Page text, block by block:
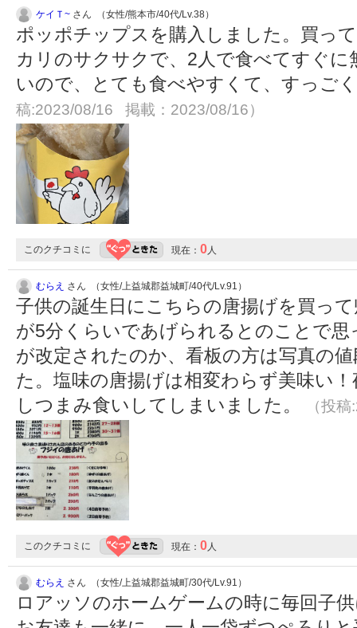
ケイＴ~ さん （女性/熊本市/40代/Lv.38）
ポッポチップスを購入しました。買っ
カリのサクサクで、2人で食べてすぐ
いので、とても食べやすくて、すっご
稿:2023/08/16 掲載：2023/08/16）
このクチコミに 現在： 0人
むらえ さん （女性/上益城郡益城町/40代/Lv.91）
子供の誕生日にこちらの唐揚げを買っ
が5分くらいであげられるとのことで
が改定されたのか、看板の方は写真の
た。塩味の唐揚げは相変わらず美味い
しつまみ食いしてしまいました。
（投
このクチコミに 現在： 0人
むらえ さん （女性/上益城郡益城町/30代/Lv.91）
ロアッソのホームゲームの時に毎回子